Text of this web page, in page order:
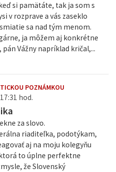
si pamätáte, tak ja som s
v rozprave a vás zaseklo
sa nad tým menom.
ja môžem aj konkrétne
Vážny napríklad kričal,...
POZNÁMKOU
hod.
za slovo.
riaditeľka, podotýkam,
aj na moju kolegyňu
to úplne perfektne
že Slovenský